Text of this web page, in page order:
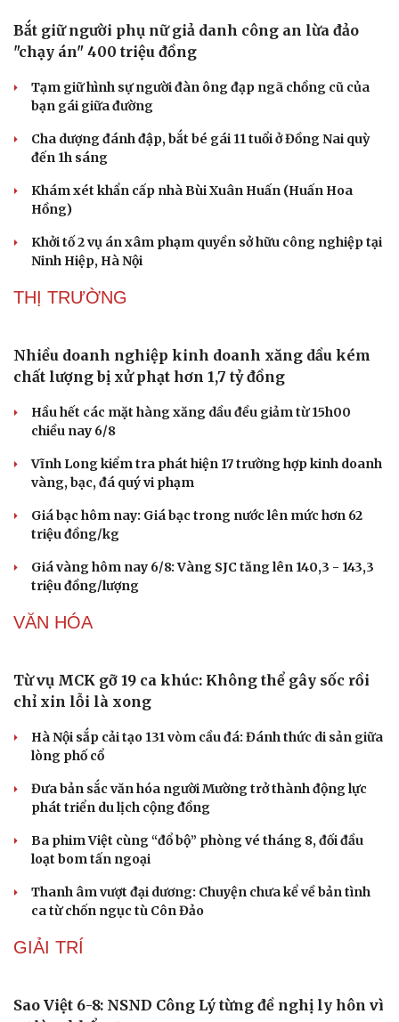
Âm nhạc
Di sản
Sao Việt
THỂ THAO
ngày mở màn Ho Chi Minh City Open
trên sân tập
Tin bóng đá 6-8: Nhân tố bí ẩn xuất hiện ở trận Việt Nam
vs Campuchia?
Lịch thi đấu V-League 2026/2027: HAGL đối đầu Nam
Định ngay ở trận ra quân
Kết quả bốc thăm Cúp Quốc gia 2026/2027: CAHN và Hà
Nội FC dễ thở
PHÁP LUẬT
"chạy án" 400 triệu đồng
bạn gái giữa đường
Cha dượng đánh đập, bắt bé gái 11 tuổi ở Đồng Nai quỳ
đến 1h sáng
Khám xét khẩn cấp nhà Bùi Xuân Huấn (Huấn Hoa
Hồng)
Khởi tố 2 vụ án xâm phạm quyền sở hữu công nghiệp tại
Ninh Hiệp, Hà Nội
THỊ TRƯỜNG
chất lượng bị xử phạt hơn 1,7 tỷ đồng
chiều nay 6/8